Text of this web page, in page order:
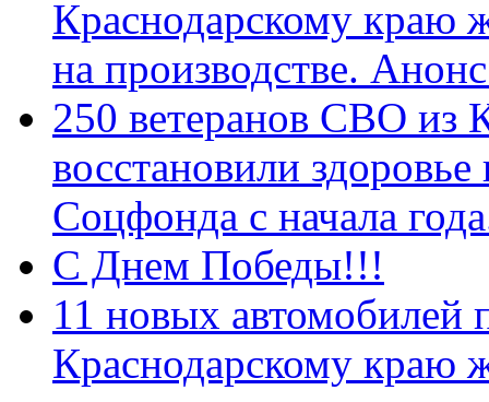
Краснодарскому краю
на производстве.
250 ветеранов СВО из
восстановили
Соцфонда с начала
С Днем Победы!!!
11 новых автомобилей
Краснодарскому краю